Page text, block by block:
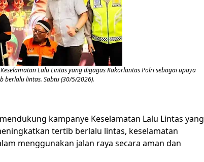
Lalu Lintas yang digagas Kakorlantas Polri sebagai upaya
berlalu lintas. Sabtu (30/5/2026).
kampanye Keselamatan Lalu Lintas yang
tertib berlalu lintas, keselamatan
menggunakan jalan raya secara aman dan